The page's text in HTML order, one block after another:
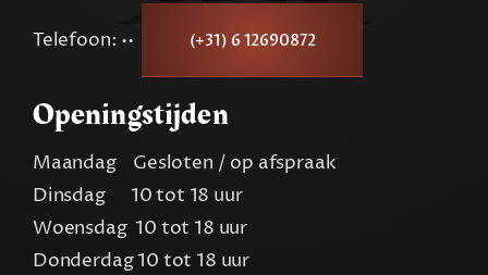
Telefoon: •• (+31) 6 12690872
Openingstijden
Maandag Gesloten / op afspraak
Dinsdag 10 tot 18 uur
Woensdag 10 tot 18 uur
Donderdag 10 tot 18 uur